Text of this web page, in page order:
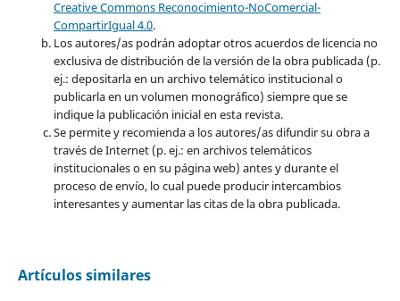
Creative Commons Reconocimiento-NoComercial-
CompartirIgual 4.0.
Los autores/as podrán adoptar otros acuerdos de licencia no
exclusiva de distribución de la versión de la obra publicada (p.
ej.: depositarla en un archivo telemático institucional o
publicarla en un volumen monográfico) siempre que se
indique la publicación inicial en esta revista.
Se permite y recomienda a los autores/as difundir su obra a
través de Internet (p. ej.: en archivos telemáticos
institucionales o en su página web) antes y durante el
proceso de envío, lo cual puede producir intercambios
interesantes y aumentar las citas de la obra publicada.
Artículos similares